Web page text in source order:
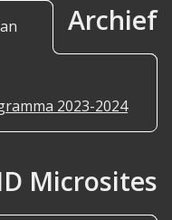
Archief
2023-2024
Microsites